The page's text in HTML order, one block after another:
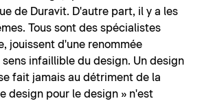
de Duravit. D'autre part, il y a les
Tous sont des spécialistes
jouissent d'une renommée
infaillible du design. Un design
fait jamais au détriment de la
design pour le design » n'est